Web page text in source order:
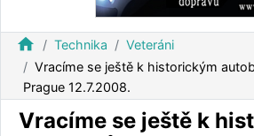
home Technika
Veteráni
Vracíme se ještě k historickým
Prague 12.7.2008.
Vracíme se ještě k